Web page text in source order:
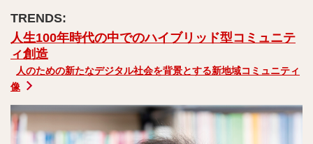
人生100年時代の中でのハイブリッド型コミュニテ
ィ創造
人のための新たなデジタル社会を背景とする新地域コミュニティ
像